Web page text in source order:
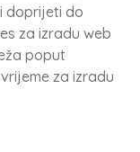
doprijeti do
za izradu web
poput
za izradu